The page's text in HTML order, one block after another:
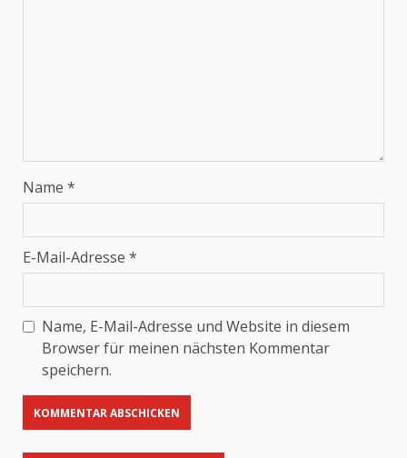
Name *
E-Mail-Adresse *
Name, E-Mail-Adresse und Website in diesem
Browser für meinen nächsten Kommentar
speichern.